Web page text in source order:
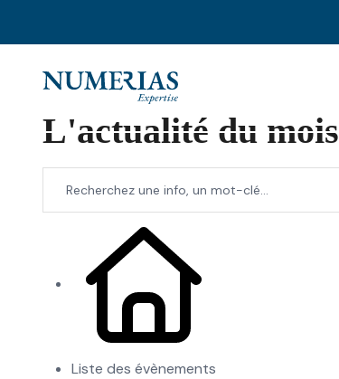
L'actualité du mois
Liste des évènements